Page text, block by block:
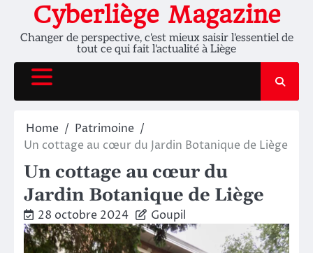
Cyberliège Magazine
Changer de perspective, c'est mieux saisir l'essentiel de
tout ce qui fait l'actualité à Liège
Home
Patrimoine
Un cottage au cœur du Jardin Botanique de Liège
Un cottage au cœur du
Jardin Botanique de Liège
28 octobre 2024 Goupil